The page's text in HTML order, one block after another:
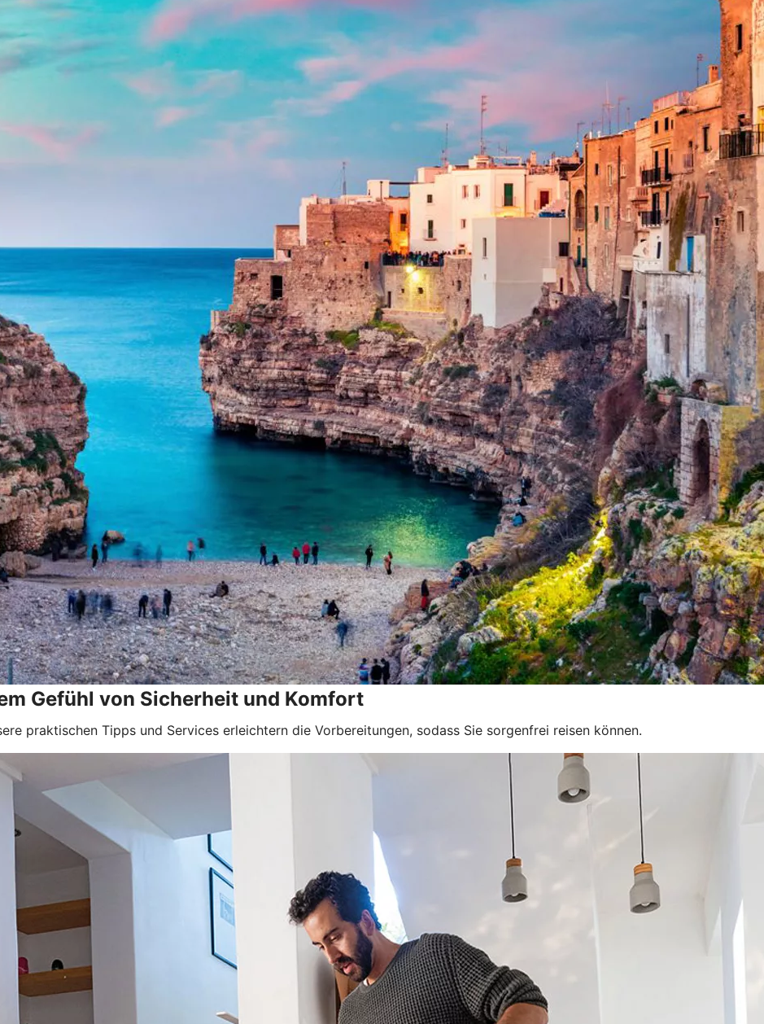
Gefühl von Sicherheit und Komfort
praktischen Tipps und Services erleichtern die Vorbereitungen, sodass Sie sorgenfrei reisen können.